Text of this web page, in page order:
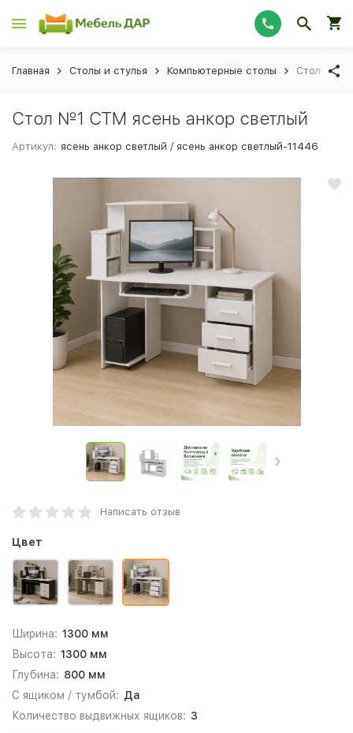
Главная Столы и стулья Компьютерные столы Стол №1
Стол №1 СТМ ясень анкор светлый
Артикул: ясень анкор светлый / ясень анкор светлый-11446
Написать отзыв
Цвет
Ширина: 1300 мм
Высота: 1300 мм
Глубина: 800 мм
С ящиком / тумбой: Да
Количество выдвижных ящиков: 3